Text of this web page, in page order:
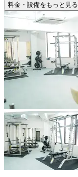
料金・設備をもっと見る